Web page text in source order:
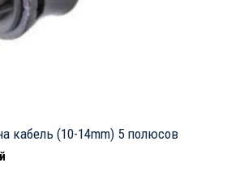
кабель (10-14mm) 5 полюсов